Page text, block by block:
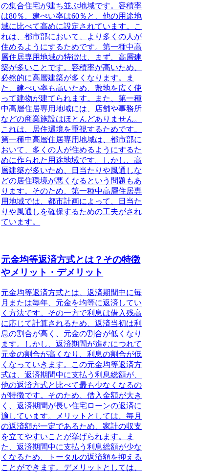
の集合住宅が建ち並ぶ地域です。容積率
は80％、建ぺい率は60％と、他の用途地
域に比べて高めに設定されています。こ
れは、都市部において、より多くの人が
住めるようにするためです。第一種中高
層住居専用地域の特徴は、まず、高層建
築が多いことです。容積率が高いため、
必然的に高層建築が多くなります。ま
た、建ぺい率も高いため、敷地を広く使
って建物が建てられます。また、第一種
中高層住居専用地域には、店舗や事務所
などの商業施設はほとんどありません。
これは、居住環境を重視するためです。
第一種中高層住居専用地域は、都市部に
おいて、多くの人が住めるようにするた
めに作られた用途地域です。しかし、高
層建築が多いため、日当たりや風通しな
どの居住環境が悪くなるという問題もあ
ります。そのため、第一種中高層住居専
用地域では、都市計画によって、日当た
りや風通しを確保するための工夫がされ
ています。
元金均等返済方式とは？その特徴
やメリット・デメリット
元金均等返済方式とは、返済期間中に毎
月または毎年、元金を均等に返済してい
く方法です。その一方で利息は借入残高
に応じて計算されるため、返済当初は利
息の割合が高く、元金の割合が低くなり
ます。しかし、返済期間が進むにつれて
元金の割合が高くなり、利息の割合が低
くなっていきます。この元金均等返済方
式は、返済期間中に支払う利息総額が、
他の返済方式と比べて最も少なくなるの
が特徴です。そのため、借入金額が大き
く、返済期間が長い住宅ローンの返済に
適しています。メリットとしては、毎月
の返済額が一定であるため、家計の収支
を立てやすいことが挙げられます。ま
た、返済期間中に支払う利息総額が少な
くなるため、トータルの返済額を抑える
ことができます。デメリットとしては、